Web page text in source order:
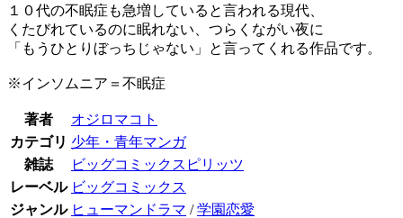
１０代の不眠症も急増していると言われる現代、
くたびれているのに眠れない、つらくながい夜に
「もうひとりぼっちじゃない」と言ってくれる作品です。
※インソムニア＝不眠症
著者
オジロマコト
カテゴリ 少年・青年マンガ
雑誌
ビッグコミックスピリッツ
レーベル ビッグコミックス
ジャンル ヒューマンドラマ /学園恋愛